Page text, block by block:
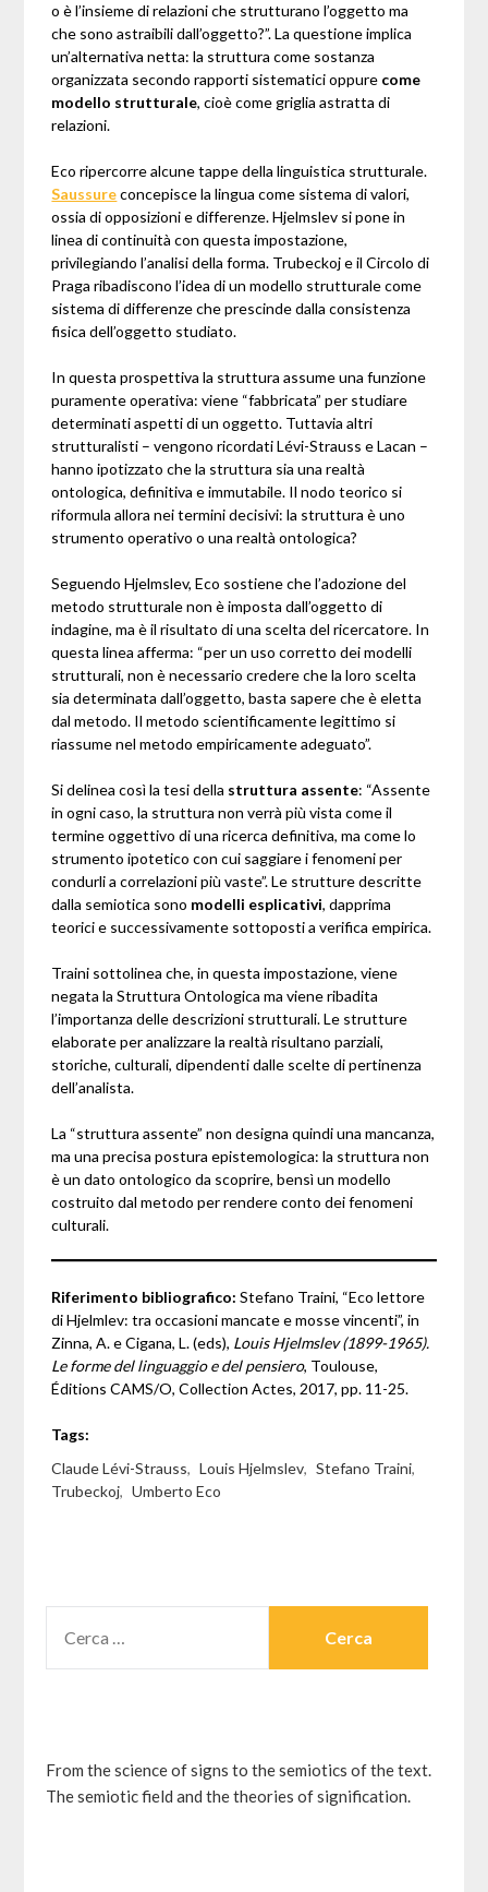
o è l’insieme di relazioni che strutturano l’oggetto ma
che sono astraibili dall’oggetto?”. La questione implica
un’alternativa netta: la struttura come sostanza
organizzata secondo rapporti sistematici oppure come
modello strutturale, cioè come griglia astratta di
relazioni.
Eco ripercorre alcune tappe della linguistica strutturale.
Saussureconcepisce la lingua come sistema di valori,
ossia di opposizioni e differenze. Hjelmslev si pone in
linea di continuità con questa impostazione,
privilegiando l’analisi della forma. Trubeckoj e il Circolo di
Praga ribadiscono l’idea di un modello strutturale come
sistema di differenze che prescinde dalla consistenza
fisica dell’oggetto studiato.
In questa prospettiva la struttura assume una funzione
puramente operativa: viene “fabbricata” per studiare
determinati aspetti di un oggetto. Tuttavia altri
strutturalisti – vengono ricordati Lévi-Strauss e Lacan –
hanno ipotizzato che la struttura sia una realtà
ontologica, definitiva e immutabile. Il nodo teorico si
riformula allora nei termini decisivi: la struttura è uno
strumento operativo o una realtà ontologica?
Seguendo Hjelmslev, Eco sostiene che l’adozione del
metodo strutturale non è imposta dall’oggetto di
indagine, ma è il risultato di una scelta del ricercatore. In
questa linea afferma: “per un uso corretto dei modelli
strutturali, non è necessario credere che la loro scelta
sia determinata dall’oggetto, basta sapere che è eletta
dal metodo. Il metodo scientificamente legittimo si
riassume nel metodo empiricamente adeguato”.
Si delinea così la tesi della struttura assente: “Assente
in ogni caso, la struttura non verrà più vista come il
termine oggettivo di una ricerca definitiva, ma come lo
strumento ipotetico con cui saggiare i fenomeni per
condurli a correlazioni più vaste”. Le strutture descritte
dalla semiotica sono modelli esplicativi, dapprima
teorici e successivamente sottoposti a verifica empirica.
Traini sottolinea che, in questa impostazione, viene
negata la Struttura Ontologica ma viene ribadita
l’importanza delle descrizioni strutturali. Le strutture
elaborate per analizzare la realtà risultano parziali,
storiche, culturali, dipendenti dalle scelte di pertinenza
dell’analista.
La “struttura assente” non designa quindi una mancanza,
ma una precisa postura epistemologica: la struttura non
è un dato ontologico da scoprire, bensì un modello
costruito dal metodo per rendere conto dei fenomeni
culturali.
Riferimento bibliografico: Stefano Traini, “Eco lettore
di Hjelmlev: tra occasioni mancate e mosse vincenti”, in
Zinna, A. e Cigana, L. (eds), Louis Hjelmslev (1899-1965).
Le forme del linguaggio e del pensiero, Toulouse,
Éditions CAMS/O, Collection Actes, 2017, pp. 11-25.
Tags:
Claude Lévi-Strauss, Louis Hjelmslev, Stefano Traini,
Trubeckoj, Umberto Eco
PER:
From the science of signs to the semiotics of the text.
The semiotic field and the theories of signification.